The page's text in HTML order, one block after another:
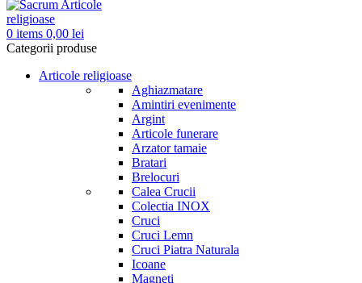
0 items 0,00 lei
Categorii produse
Articole religioase
Aghiazmatare
Amintiri evenimente
Argint
Articole funerare
Arzator tamaie
Bratari
Brelocuri
Calea Crucii
Colectia INOX
Cruci
Cruci Lemn
Cruci Piatra Naturala
Icoane
Magneti